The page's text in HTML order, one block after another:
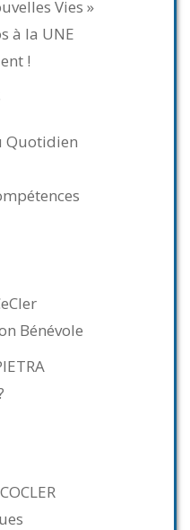
Vies »
à la UNE
!
Quotidien
Bénévole